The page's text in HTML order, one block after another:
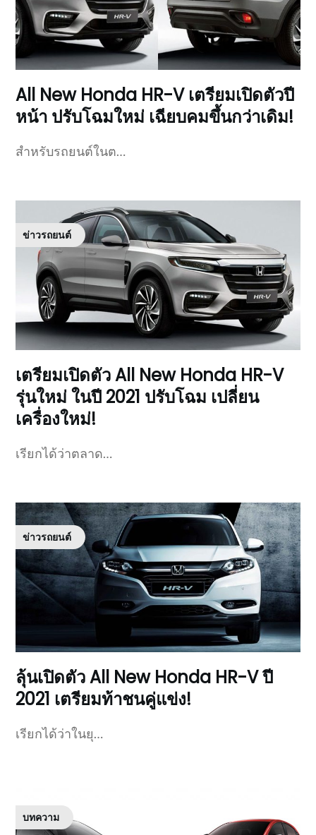
All New Honda HR-V เตรียมเปิดตัวปี
หน้า ปรับโฉมใหม่ เฉียบคมขึ้นกว่าเดิม!
สำหรับรถยนต์ในต…
ข่าวรถยนต์
เตรียมเปิดตัว All New Honda HR-V
รุ่นใหม่ ในปี 2021 ปรับโฉม เปลี่ยน
เครื่องใหม่!
เรียกได้ว่าตลาด…
ข่าวรถยนต์
ลุ้นเปิดตัว All New Honda HR-V ปี
2021 เตรียมท้าชนคู่แข่ง!
เรียกได้ว่าในยุ…
บทความ